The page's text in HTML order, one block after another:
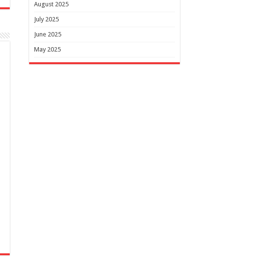
August 2025
July 2025
June 2025
May 2025